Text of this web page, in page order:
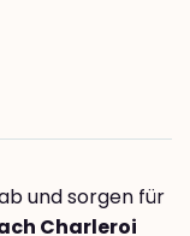
und sorgen für
Charleroi